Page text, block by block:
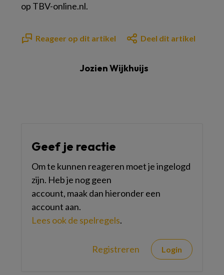
op TBV-online.nl.
Reageer op dit artikel Deel dit artikel
Jozien Wijkhuijs
Geef je reactie
Om te kunnen reageren moet je ingelogd
zijn. Heb je nog geen
account, maak dan hieronder een
account aan.
Lees ook de spelregels.
Registreren Login